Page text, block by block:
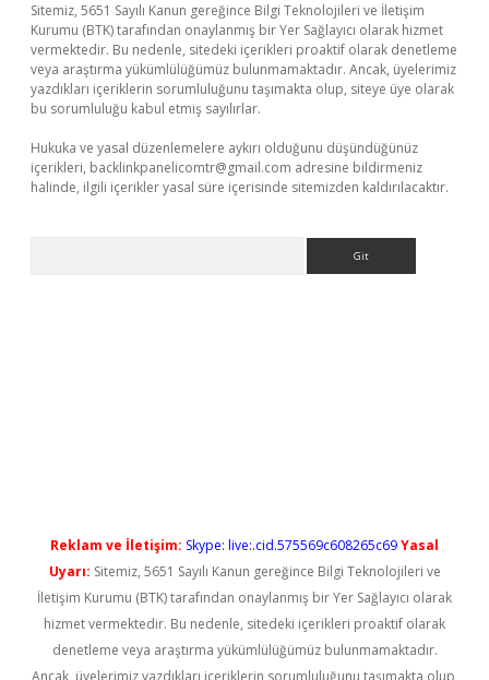
Sitemiz, 5651 Sayılı Kanun gereğince Bilgi Teknolojileri ve İletişim
Kurumu (BTK) tarafından onaylanmış bir Yer Sağlayıcı olarak hizmet
vermektedir. Bu nedenle, sitedeki içerikleri proaktif olarak denetleme
veya araştırma yükümlülüğümüz bulunmamaktadır. Ancak, üyelerimiz
yazdıkları içeriklerin sorumluluğunu taşımakta olup, siteye üye olarak
bu sorumluluğu kabul etmiş sayılırlar.
Hukuka ve yasal düzenlemelere aykırı olduğunu düşündüğünüz
içerikleri, backlinkpanelicomtr@gmail.com adresine bildirmeniz
halinde, ilgili içerikler yasal süre içerisinde sitemizden kaldırılacaktır.
Reklam ve İletişim: Skype: live:.cid.575569c608265c69Yasal
Uyarı: Sitemiz, 5651 Sayılı Kanun gereğince Bilgi Teknolojileri ve
İletişim Kurumu (BTK) tarafından onaylanmış bir Yer Sağlayıcı olarak
hizmet vermektedir. Bu nedenle, sitedeki içerikleri proaktif olarak
denetleme veya araştırma yükümlülüğümüz bulunmamaktadır.
Ancak, üyelerimiz yazdıkları içeriklerin sorumluluğunu taşımakta olup,